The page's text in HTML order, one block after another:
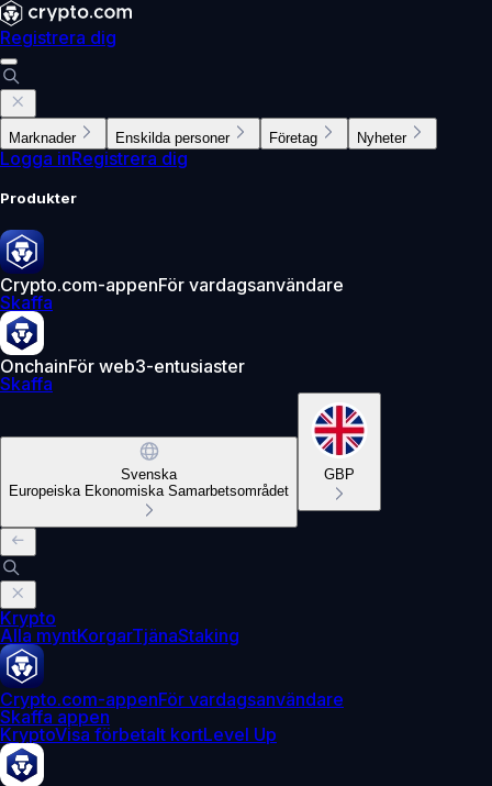
Registrera dig
Marknader Enskilda personer Företag Nyheter
Logga inRegistrera dig
Produkter
Crypto.com-appenFör vardagsanvändare
Skaffa
OnchainFör web3-entusiaster
Skaffa
Svenska
Europeiska Ekonomiska Samarbetsområdet
GBP
Krypto
Alla myntKorgarTjänaStaking
Crypto.com-appenFör vardagsanvändare
Skaffa appen
KryptoVisa förbetalt kortLevel Up